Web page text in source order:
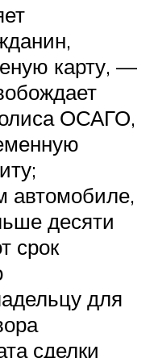
карту, —
ОСАГО,
автомобиле,
десяти
срок
для
сделки